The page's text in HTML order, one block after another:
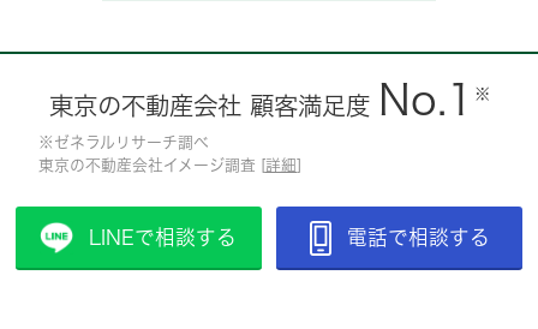
東京の不動産会社 顧客満足度 No.1 ※
※ゼネラルリサーチ調べ
東京の不動産会社イメージ調査 [詳細]
LINEで相談する 電話で相談する